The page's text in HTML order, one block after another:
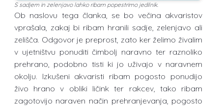
S sadjem in zelenjavo lahko ribam popestrimo jedilnik.
Ob naslovu tega članka, se bo večina akvaristov
vprašala, zakaj bi ribam hranili sadje, zelenjavo ali
zelišča. Odgovor je preprost, zato ker želimo živalim
v ujetništvu ponuditi čimbolj naravno ter raznoliko
prehrano, podobno tisti ki jo uživajo v naravnem
okolju. Izkušeni akvaristi ribam pogosto ponudijo
živo hrano v obliki ličink ter rakcev, tako ribam
zagotovijo naraven način prehranjevanja, pogosto